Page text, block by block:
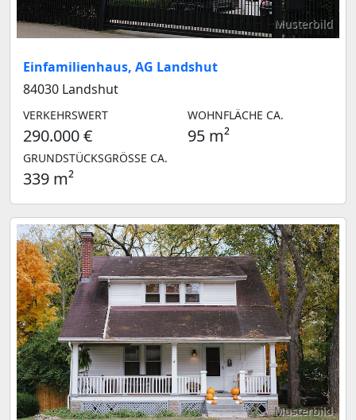
Musterbild
Einfamilienhaus, AG Landshut
84030 Landshut
VERKEHRSWERT
290.000 €
WOHNFLÄCHE CA.
95 m²
GRUNDSTÜCKSGRÖSSE CA.
339 m²
Musterbild